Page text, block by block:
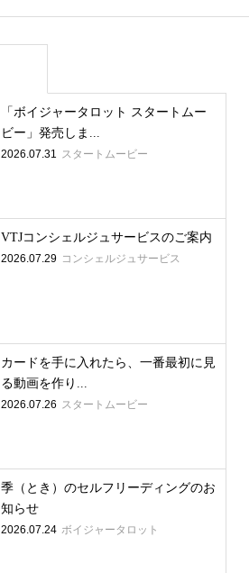
「ボイジャータロット スタートムー
ビー」発売しま...
2026.07.31 スタートムービー
VTJコンシェルジュサービスのご案内
2026.07.29 コンシェルジュサービス
カードを手に入れたら、一番最初に見
る動画を作り...
2026.07.26 スタートムービー
季（とき）のセルフリーディングのお
知らせ
2026.07.24 ボイジャータロット